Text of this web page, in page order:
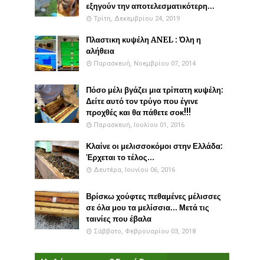
εξηγούν την αποτελεσματικότερη...
Τρίτη, Δεκεμβρίου 24, 2019
Πλαστικη κυψέλη ANEL : Όλη η
αλήθεια
Παρασκευή, Νοεμβρίου 07, 2014
Πόσο μέλι βγάζει μια τρίπατη κυψέλη:
Δείτε αυτό τον τρύγο που έγινε
προχθές και θα πάθετε σοκ!!!
Παρασκευή, Ιουλίου 01, 2016
Κλαίνε οι μελισσοκόμοι στην Ελλάδα:
Έρχεται το τέλος...
Δευτέρα, Ιουνίου 06, 2016
Βρίσκω χούφτες πεθαμένες μέλισσες
σε όλα μου τα μελίσσια... Μετά τις
ταινίες που έβαλα
Σάββατο, Φεβρουαρίου 03, 2018